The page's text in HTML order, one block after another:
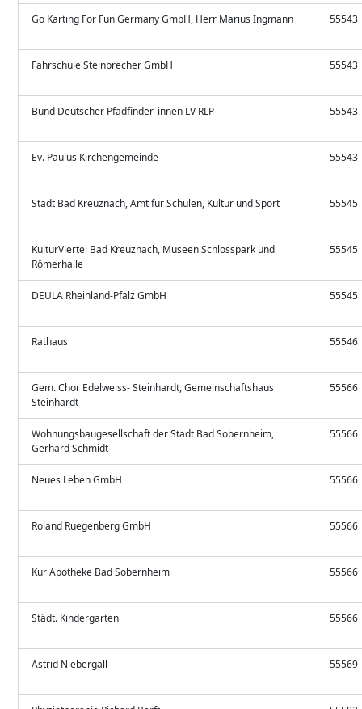
Go Karting For Fun Germany GmbH, Herr Marius Ingmann 55543
Fahrschule Steinbrecher GmbH 55543
Bund Deutscher Pfadfinder_innen LV RLP 55543
Ev. Paulus Kirchengemeinde 55543
Stadt Bad Kreuznach, Amt für Schulen, Kultur und Sport 55545
KulturViertel Bad Kreuznach, Museen Schlosspark und
Römerhalle
55545
DEULA Rheinland-Pfalz GmbH 55545
Rathaus 55546
Gem. Chor Edelweiss- Steinhardt, Gemeinschaftshaus
Steinhardt
55566
Wohnungsbaugesellschaft der Stadt Bad Sobernheim,
Gerhard Schmidt
55566
Neues Leben GmbH 55566
Roland Ruegenberg GmbH 55566
Kur Apotheke Bad Sobernheim 55566
Städt. Kindergarten 55566
Astrid Niebergall 55569